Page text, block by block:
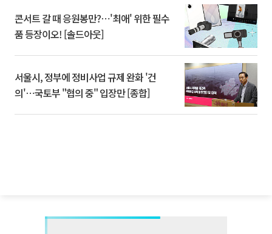
콘서트 갈 때 응원봉만?⋯'최애' 위한 필수
품 등장이오! [솔드아웃]
서울시, 정부에 정비사업 규제 완화 '건
의'⋯국토부 "협의 중" 입장만 [종합]